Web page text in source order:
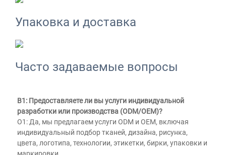
Упаковка и доставка
Часто задаваемые вопросы
В1: Предоставляете ли вы услуги индивидуальной
разработки или производства (ODM/OEM)?
О1: Да, мы предлагаем услуги ODM и OEM, включая
индивидуальный подбор тканей, дизайна, рисунка,
цвета, логотипа, технологии, этикетки, бирки, упаковки и
маркировки